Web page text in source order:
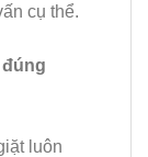
cụ thể.
đúng
luôn